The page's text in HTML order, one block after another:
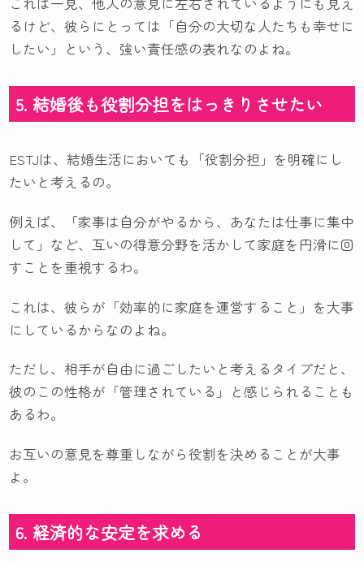
るけど、彼らにとっては「自分の大切な人たちも幸せに
したい」という、強い責任感の表れなのよね。
5. 結婚後も役割分担をはっきりさせたい
ESTJは、結婚生活においても「役割分担」を明確にし
たいと考えるの。
例えば、「家事は自分がやるから、あなたは仕事に集中
して」など、互いの得意分野を活かして家庭を円滑に回
すことを重視するわ。
これは、彼らが「効率的に家庭を運営すること」を大事
にしているからなのよね。
ただし、相手が自由に過ごしたいと考えるタイプだと、
彼のこの性格が「管理されている」と感じられることも
あるわ。
お互いの意見を尊重しながら役割を決めることが大事
よ。
6. 経済的な安定を求める